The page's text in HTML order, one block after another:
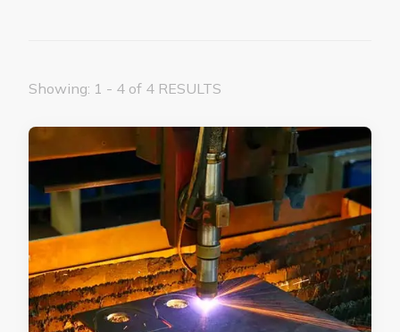
Showing: 1 - 4 of 4 RESULTS